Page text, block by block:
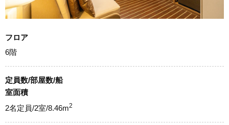
フロア
6階
定員数/部屋数/船
室面積
2名定員/2室/8.46m2